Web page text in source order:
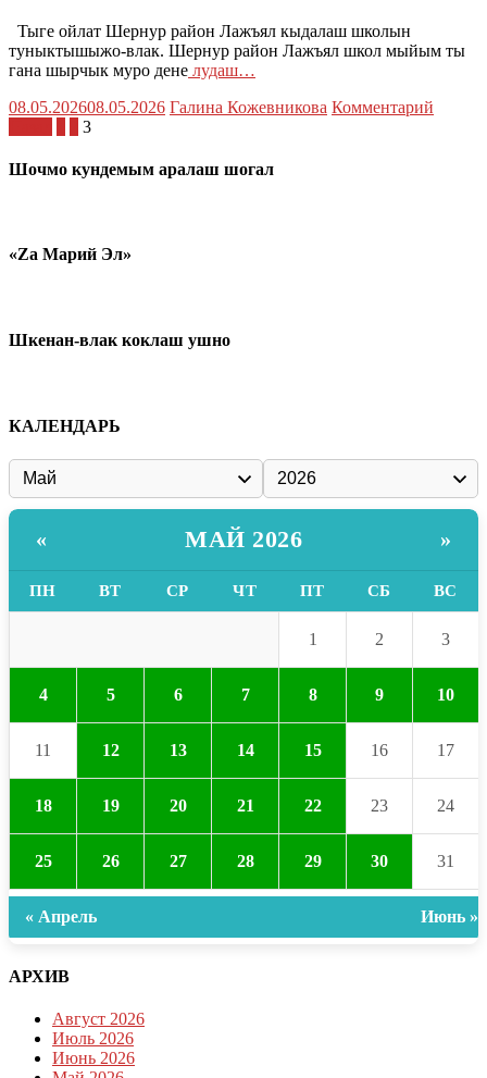
Тыге ойлат Шернур район Лажъял кыдалаш школын
туныктышыжо-влак. Шернур район Лажъял школ мыйым ты
гана шырчык муро дене лудаш…
08.05.202608.05.2026 Галина Кожевникова Комментарий
Пагинация
записей
3
Шочмо кундемым аралаш шогал
«Zа Марий Эл»
Шкенан-влак коклаш ушно
КАЛЕНДАРЬ
« МАЙ 2026 »
ПН ВТ СР ЧТ ПТ СБ ВС
1 2 3
4 5 6 7 8 9 10
11 12 13 14 15 16 17
18 19 20 21 22 23 24
25 26 27 28 29 30 31
« Апрель Июнь »
АРХИВ
Август 2026
Июль 2026
Июнь 2026